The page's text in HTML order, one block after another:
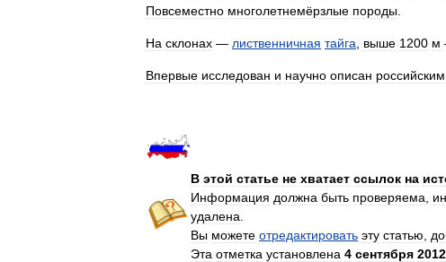
Повсеместно многолетнемёрзлые породы
На склонах — лиственничная тайга выше 1200 м
Впервые исследован и научно описан российским
В этой статье не хватает ссылок на
Информация должна быть проверяема
удалена
Вы можете отредактировать эту статью
Эта отметка установлена 4 сентября 2012